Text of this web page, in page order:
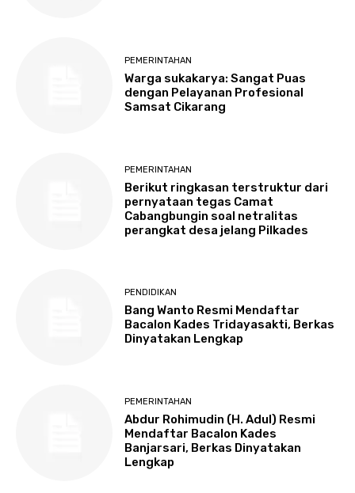
PEMERINTAHAN
Warga sukakarya: Sangat Puas
dengan Pelayanan Profesional
Samsat Cikarang
PEMERINTAHAN
Berikut ringkasan terstruktur dari
pernyataan tegas Camat
Cabangbungin soal netralitas
perangkat desa jelang Pilkades
PENDIDIKAN
Bang Wanto Resmi Mendaftar
Bacalon Kades Tridayasakti, Berkas
Dinyatakan Lengkap
PEMERINTAHAN
Abdur Rohimudin (H. Adul) Resmi
Mendaftar Bacalon Kades
Banjarsari, Berkas Dinyatakan
Lengkap